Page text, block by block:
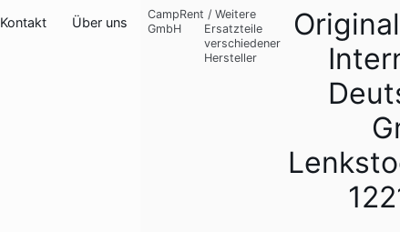
Kontakt Über uns
CampRent
GmbH
/ Weitere
Ersatzteile
verschiedener
Hersteller